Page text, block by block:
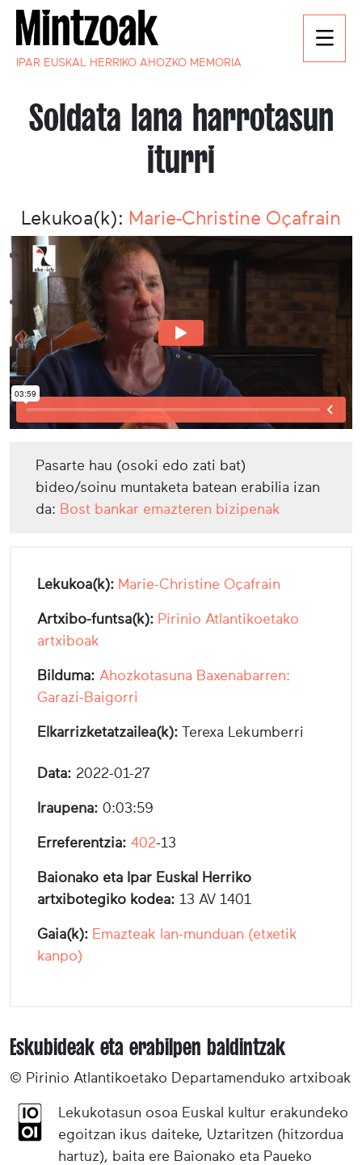
IPAR EUSKAL HERRIKO AHOZKO MEMORIA
Soldata lana harrotasun
iturri
Lekukoa(k): Marie-Christine Oçafrain
Pasarte hau (osoki edo zati bat)
bideo/soinu muntaketa batean erabilia izan
da: Bost bankar emazteren bizipenak
Lekukoa(k): Marie-Christine Oçafrain
Artxibo-funtsa(k): Pirinio Atlantikoetako
artxiboak
Bilduma: Ahozkotasuna Baxenabarren:
Garazi-Baigorri
Elkarrizketatzailea(k): Terexa Lekumberri
Data: 2022-01-27
Iraupena: 0:03:59
Erreferentzia: 402-13
Baionako eta Ipar Euskal Herriko
artxibotegiko kodea: 13 AV 1401
Gaia(k): Emazteak lan-munduan (etxetik
kanpo)
Eskubideak eta erabilpen baldintzak
© Pirinio Atlantikoetako Departamenduko artxiboak
Lekukotasun osoa Euskal kultur erakundeko
egoitzan ikus daiteke, Uztaritzen (hitzordua
hartuz), baita ere Baionako eta Paueko